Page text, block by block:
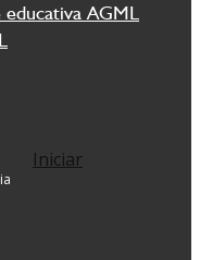
educativa AGML
Iniciar